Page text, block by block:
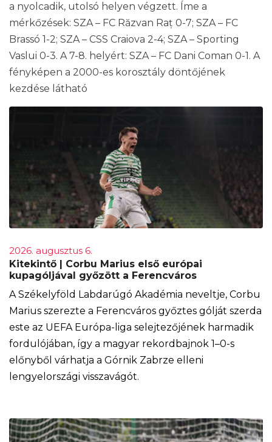
a nyolcadik, utolsó helyen végzett. Íme a
mérkőzések: SZA – FC Răzvan Raț 0-7; SZA – FC
Brassó 1-2; SZA – CSS Craiova 2-4; SZA – Sporting
Vaslui 0-3. A 7-8. helyért: SZA – FC Dani Coman 0-1. A
fényképen a 2000-es korosztály döntőjének
kezdése látható
2026. augusztus 6.
Kitekintő | Corbu Marius első európai
kupagóljával győzött a Ferencváros
A Székelyföld Labdarúgó Akadémia neveltje, Corbu
Marius szerezte a Ferencváros győztes gólját szerda
este az UEFA Európa-liga selejtezőjének harmadik
fordulójában, így a magyar rekordbajnok 1–0-s
előnyből várhatja a Górnik Zabrze elleni
lengyelországi visszavágót.